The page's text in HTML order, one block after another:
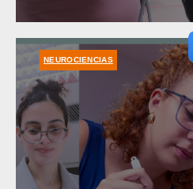
NEUROCIENCIAS